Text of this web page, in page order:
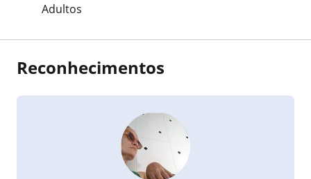
Adultos
Reconhecimentos